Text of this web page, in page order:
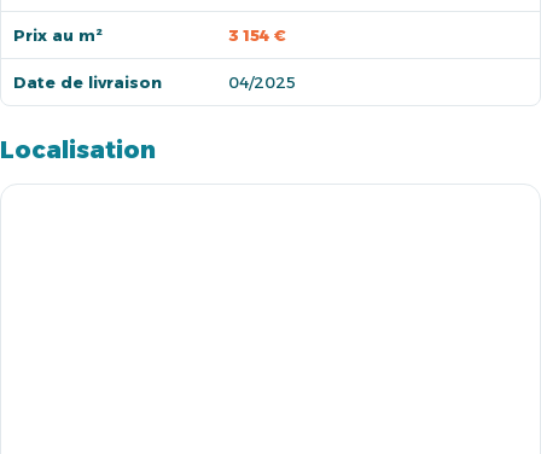
Prix au m² 3 154 €
Date de livraison 04/2025
Localisation